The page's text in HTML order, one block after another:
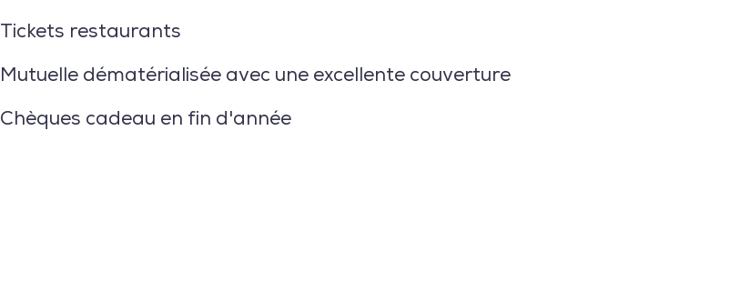
Tickets restaurants
Mutuelle dématérialisée avec une excellente couverture
Chèques cadeau en fin d'année